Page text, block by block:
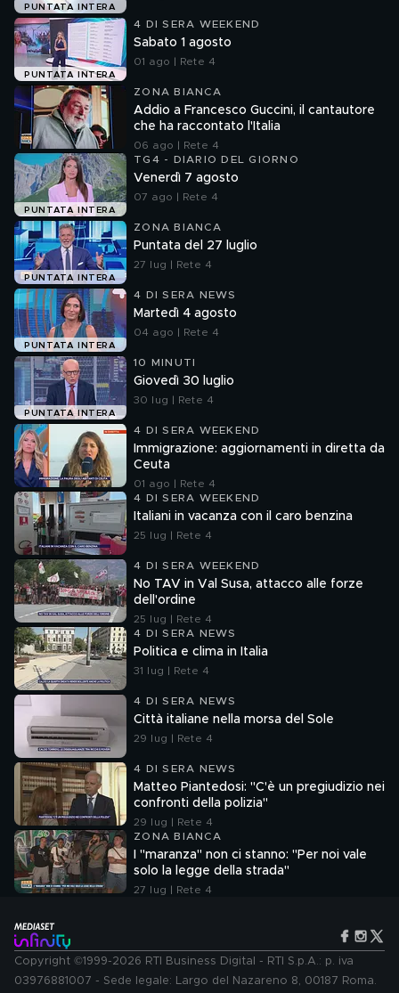
PUNTATA INTERA
PUNTATA INTERA
4 DI SERA WEEKEND
Sabato 1 agosto
01 ago | Rete 4
ZONA BIANCA
Addio a Francesco Guccini, il cantautore
che ha raccontato l'Italia
06 ago | Rete 4
PUNTATA INTERA
TG4 - DIARIO DEL GIORNO
Venerdì 7 agosto
07 ago | Rete 4
PUNTATA INTERA
ZONA BIANCA
Puntata del 27 luglio
27 lug | Rete 4
PUNTATA INTERA
4 DI SERA NEWS
Martedì 4 agosto
04 ago | Rete 4
PUNTATA INTERA
10 MINUTI
Giovedì 30 luglio
30 lug | Rete 4
4 DI SERA WEEKEND
Immigrazione: aggiornamenti in diretta da
Ceuta
01 ago | Rete 4
4 DI SERA WEEKEND
Italiani in vacanza con il caro benzina
25 lug | Rete 4
4 DI SERA WEEKEND
No TAV in Val Susa, attacco alle forze
dell'ordine
25 lug | Rete 4
4 DI SERA NEWS
Politica e clima in Italia
31 lug | Rete 4
4 DI SERA NEWS
Città italiane nella morsa del Sole
29 lug | Rete 4
4 DI SERA NEWS
Matteo Piantedosi: "C'è un pregiudizio nei
confronti della polizia"
29 lug | Rete 4
ZONA BIANCA
I "maranza" non ci stanno: "Per noi vale
solo la legge della strada"
27 lug | Rete 4
Copyright ©1999-2026 RTI Business Digital - RTI S.p.A.: p. iva
03976881007 - Sede legale: Largo del Nazareno 8, 00187 Roma.